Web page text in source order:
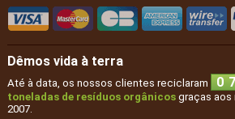
Dêmos vida à terra
Até à data, os nossos clientes reciclaram 0 7
toneladas de resíduos orgânicosgraças aos
2007.